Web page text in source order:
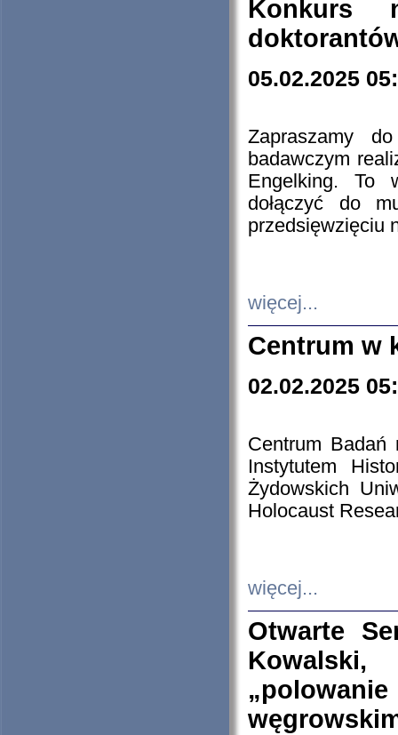
Konkurs
05.02.2025
Zapraszamy
badawczym
Engelking. To
dołączyć do
przedsięwzięciu
więcej...
Centrum w
02.02.2025
Centrum Badań
Instytutem
Żydowskich
Holocaust
więcej...
Otwarte